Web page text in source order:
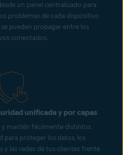
un panel centralizado para
problemas de cada dispositivo
pueden propagar entre los
conectados.
unificada y por capas
mantén fácilmente distintos
para proteger los datos, los
y las redes de tus clientes frente